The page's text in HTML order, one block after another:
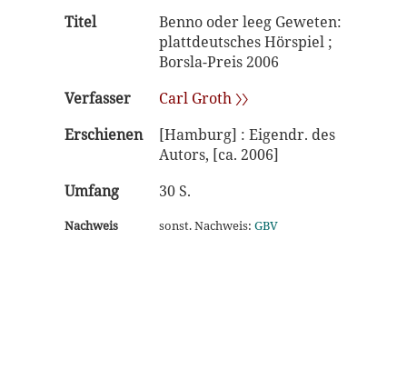
Titel
Benno oder leeg Geweten:
plattdeutsches Hörspiel ;
Borsla-Preis 2006
Verfasser
Carl Groth 〉〉
Erschienen
[Hamburg] : Eigendr. des
Autors, [ca. 2006]
Umfang
30 S.
Nachweis sonst. Nachweis: GBV